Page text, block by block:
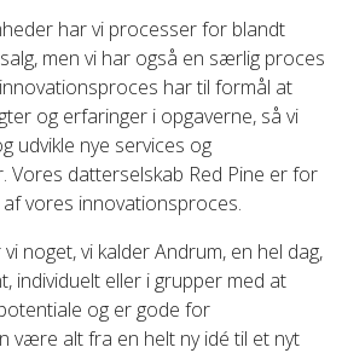
har vi processer for blandt
men vi har også en særlig proces
har til formål at
og erfaringer i opgaverne, så vi
udvikle nye services og
Vores datterselskab Red Pine er for
vores innovationsproces.
noget, vi kalder Andrum, en hel dag,
individuelt eller i grupper med at
og er gode for
være alt fra en helt ny idé til et nyt